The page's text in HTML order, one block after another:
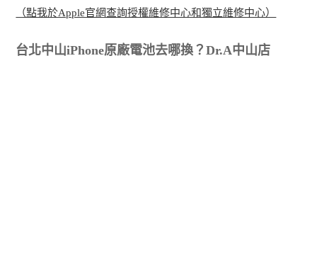
（點我於Apple官網查詢授權維修中心和獨立維修中心）
台北中山iPhone原廠電池去哪換？Dr.A中山店